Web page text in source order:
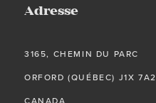
Adresse
3165, CHEMIN DU PARC
ORFORD (QUÉBEC) J1X 7A2
CANADA